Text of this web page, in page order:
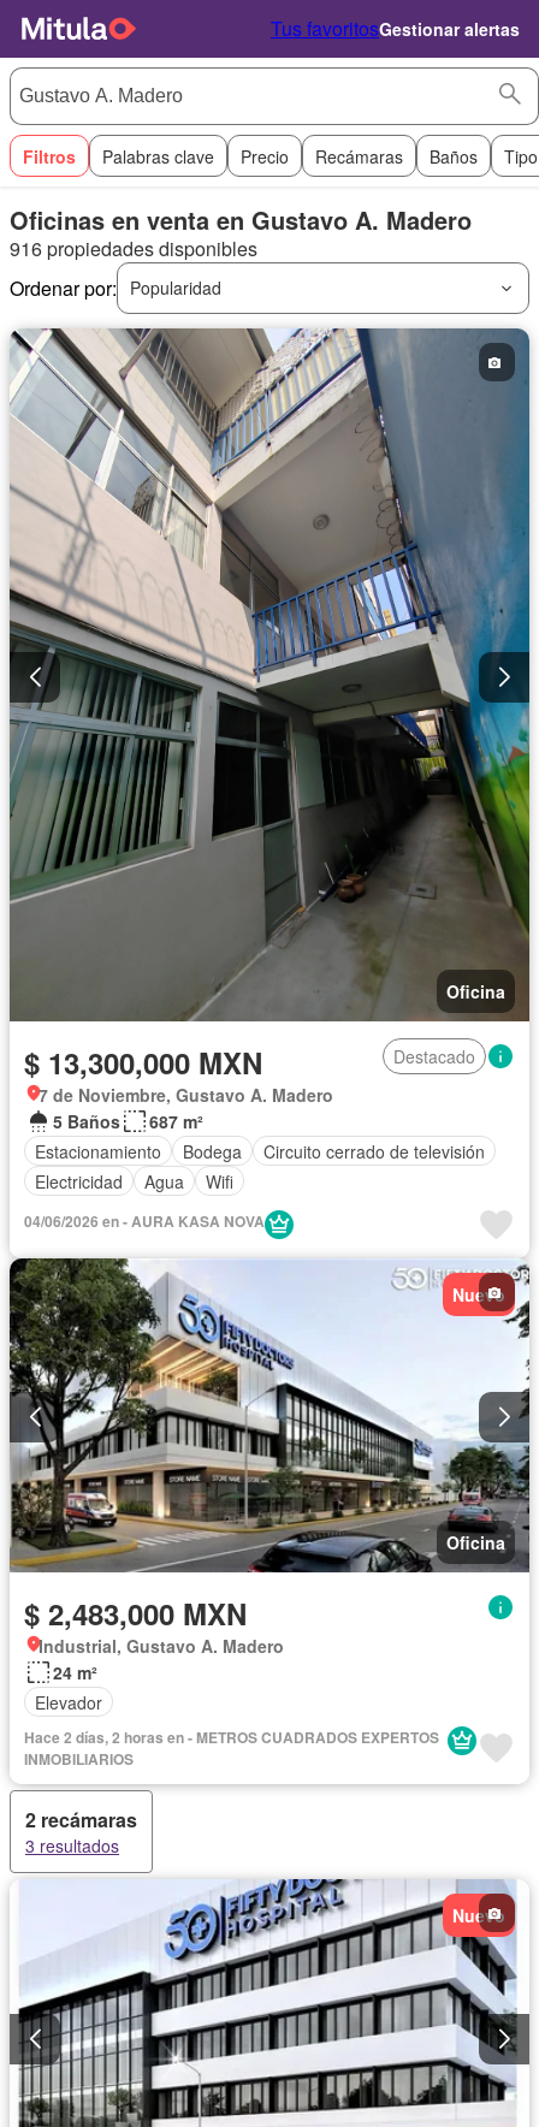
Tus favoritosGestionar alertas
Filtros Palabras clave Precio Recámaras Baños
Oficinas en venta en Gustavo A. Madero
916 propiedades disponibles
Ordenar por:
Popularidad
Oficina
$ 13,300,000 MXN
Destacado
7 de Noviembre, Gustavo A. Madero
5 Baños
687 m²
Estacionamiento
Bodega
Circuito cerrado de televisión
Electricidad
Agua Wifi
04/06/2026 en - AURA KASA NOVA
Nuevo
Oficina
$ 2,483,000 MXN
Industrial, Gustavo A. Madero
24 m²
Elevador
Hace 2 días, 2 horas en - METROS CUADRADOS EXPERTOS
INMOBILIARIOS
2 recámaras
3 resultados
Nuevo